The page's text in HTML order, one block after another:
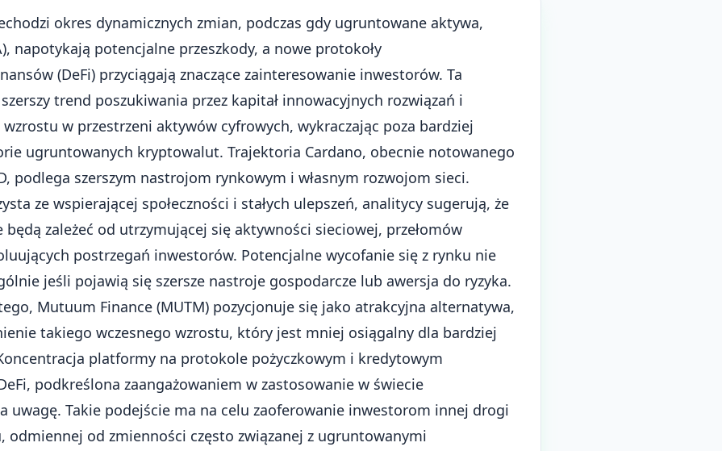
okres dynamicznych zmian, podczas gdy ugruntowane aktywa,
napotykają potencjalne przeszkody, a nowe protokoły
(DeFi) przyciągają znaczące zainteresowanie inwestorów. Ta
szerszy trend poszukiwania przez kapitał innowacyjnych rozwiązań i
w przestrzeni aktywów cyfrowych, wykraczając poza bardziej
ugruntowanych kryptowalut. Trajektoria Cardano, obecnie notowanego
podlega szerszym nastrojom rynkowym i własnym rozwojom sieci.
ze wspierającej społeczności i stałych ulepszeń, analitycy sugerują, że
będą zależeć od utrzymującej się aktywności sieciowej, przełomów
postrzegań inwestorów. Potencjalne wycofanie się z rynku nie
jeśli pojawią się szersze nastroje gospodarcze lub awersja do ryzyka.
Mutuum Finance (MUTM) pozycjonuje się jako atrakcyjna alternatywa,
takiego wczesnego wzrostu, który jest mniej osiągalny dla bardziej
platformy na protokole pożyczkowym i kredytowym
, podkreślona zaangażowaniem w zastosowanie w świecie
uwagę. Takie podejście ma na celu zaoferowanie inwestorom innej drogi
odmiennej od zmienności często związanej z ugruntowanymi